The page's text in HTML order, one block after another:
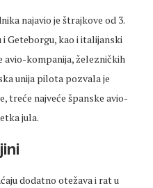
najavio je štrajkove od 3.
Geteborgu, kao i italijanski
kompanija, železničkih
unija pilota pozvala je
treće najveće španske avio-
jula.
dodatno otežava i rat u